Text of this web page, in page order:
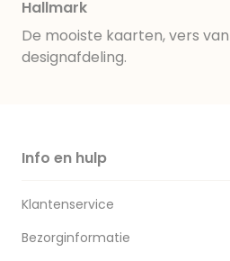
Hallmark
De mooiste kaarten, vers
designafdeling.
Info en hulp
Klantenservice
Bezorginformatie